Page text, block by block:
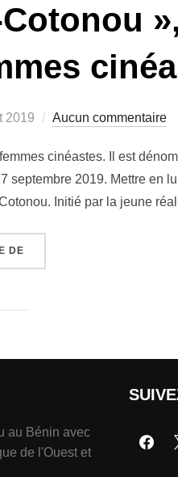
2019 Aucun commentaire
cinéastes. Il est
septembre 2019. Mettre en
Initié par la jeune
DE
au Bénin avec
de l'Ouest et